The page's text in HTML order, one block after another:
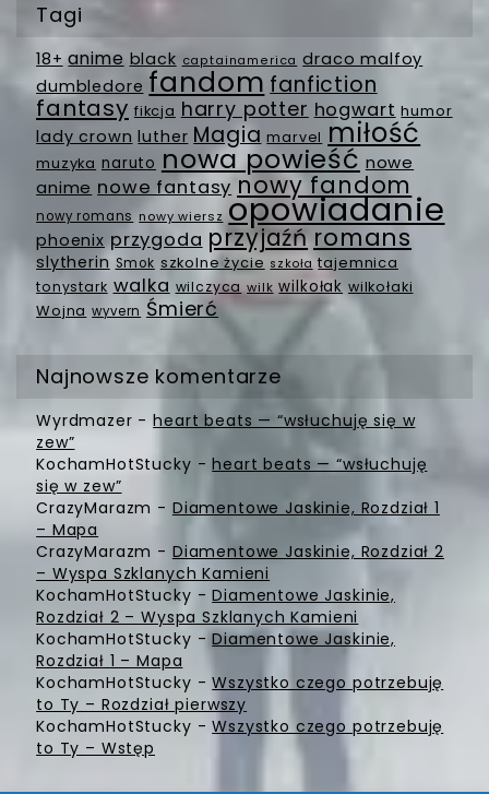
Tagi
18+ anime black captainamerica draco malfoy
dumbledore fandom fanfiction
fantasy fikcja harry potter hogwart humor
lady crown luther Magia marvel miłość
muzyka naruto nowa powieść nowe
anime nowe fantasy nowy fandom
nowy romans nowy wiersz opowiadanie
phoenix przygoda przyjaźń romans
slytherin Smok szkolne życie szkoła tajemnica
tonystark walka wilczyca wilk wilkołak wilkołaki
Wojna wyvern Śmierć
Najnowsze komentarze
Wyrdmazer -heart beats — “wsłuchuję się w
zew”
KochamHotStucky -heart beats — “wsłuchuję
się w zew”
CrazyMarazm - Diamentowe Jaskinie, Rozdział 1
– Mapa
CrazyMarazm - Diamentowe Jaskinie, Rozdział 2
– Wyspa Szklanych Kamieni
KochamHotStucky -Diamentowe Jaskinie,
Rozdział 2 – Wyspa Szklanych Kamieni
KochamHotStucky -Diamentowe Jaskinie,
Rozdział 1 – Mapa
KochamHotStucky -Wszystko czego potrzebuję
to Ty – Rozdział pierwszy
KochamHotStucky -Wszystko czego potrzebuję
to Ty – Wstęp